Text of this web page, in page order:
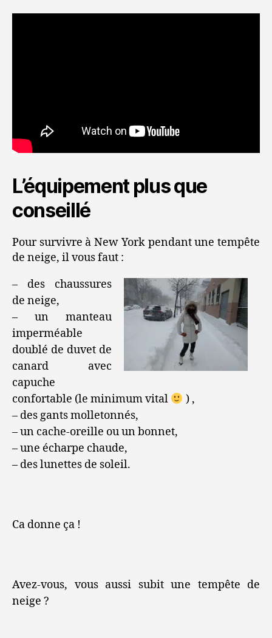
L’équipement plus que
conseillé
Pour survivre à New York pendant une tempête
de neige, il vous faut :
– des chaussures
de neige,
– un manteau
imperméable
doublé de duvet de
canard avec
capuche
confortable (le minimum vital
) ,
– des gants molletonnés,
– un cache-oreille ou un bonnet,
– une écharpe chaude,
– des lunettes de soleil.
Ca donne ça !
Avez-vous, vous aussi subit une tempête de
neige ?